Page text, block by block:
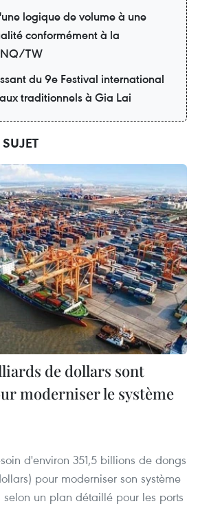
logique de volume à une
conformément à la
NQ/TW
du 9e Festival international
traditionnels à Gia Lai
de dollars sont
moderniser le système
d'environ 351,5 billions de dongs
pour moderniser son système
un plan détaillé pour les ports